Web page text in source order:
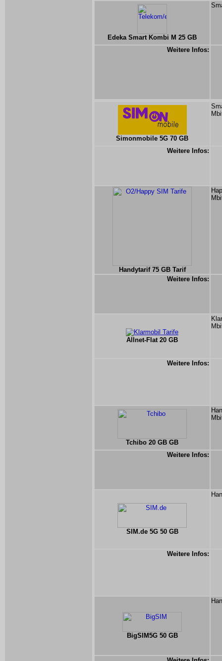
Edeka Smart Kombi M 25 GB
Weitere Infos:
Simonmobile 5G 70 GB
Weitere Infos:
Handytarif 75 GB Tarif
Weitere Infos:
Allnet-Flat 20 GB
Weitere Infos:
Tchibo 20 GB GB
Weitere Infos:
SIM.de 5G 50 GB
Weitere Infos:
BigSIM5G 50 GB